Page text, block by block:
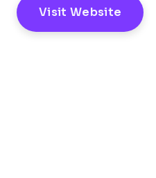
Visit Website